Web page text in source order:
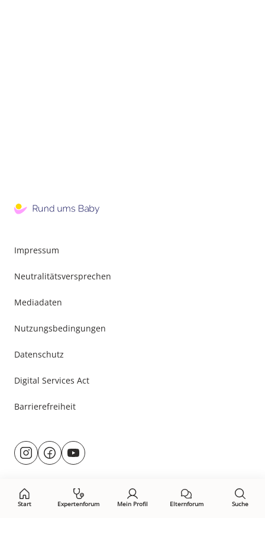
Start Expertenforum Mein Profil Elternforum Suche
Impressum
Neutralitätsversprechen
Mediadaten
Nutzungsbedingungen
Datenschutz
Digital Services Act
Barrierefreiheit
Besuche
uns@rund.ums.baby
facebook.com/rundumsbaby.de
youtube.com/@rundumsbaby_